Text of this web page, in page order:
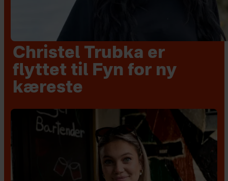
Christel Trubka er
flyttet til Fyn for ny
kæreste